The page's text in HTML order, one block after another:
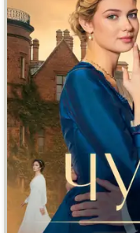
Основанное на
реальных
событиях
Перевод Гоблина
ПереводКураж-Бамбей
Подростковая жестокость
Призраки
Про апокалипсис
Про богов
Про ведьм